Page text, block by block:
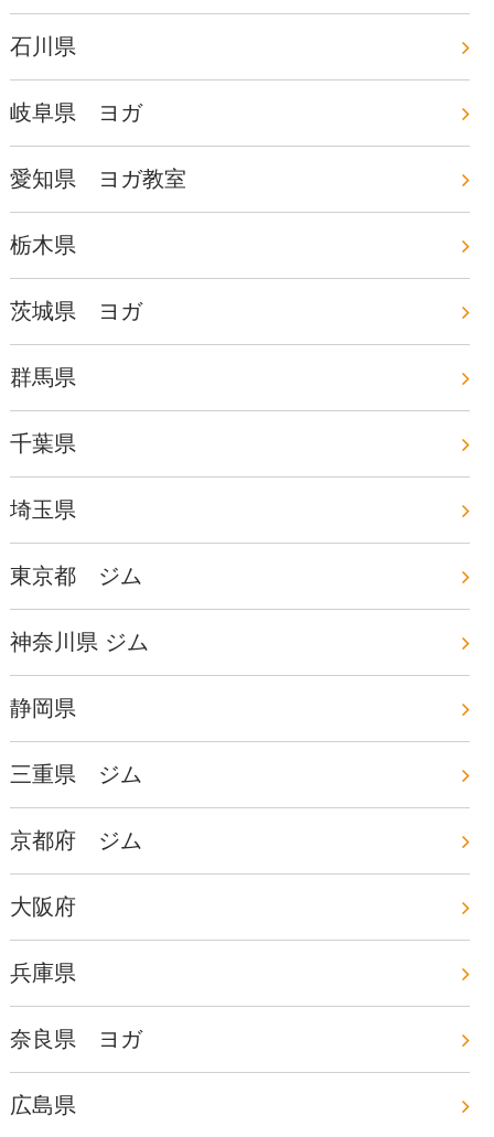
石川県
岐阜県 ヨガ
愛知県 ヨガ教室
栃木県
茨城県 ヨガ
群馬県
千葉県
埼玉県
東京都 ジム
神奈川県 ジム
静岡県
三重県 ジム
京都府 ジム
大阪府
兵庫県
奈良県 ヨガ
広島県